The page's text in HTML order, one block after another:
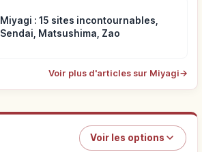
Miyagi : 15 sites incontournables,
Sendai, Matsushima, Zao
Voir plus d'articles sur Miyagi→
Voir les options